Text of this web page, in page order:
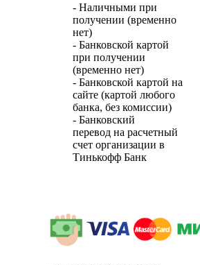
- Наличными при
получении (временно
нет)
- Банковской картой
при получении
(временно нет)
- Банковской картой на
сайте (картой любого
банка, без комиссии)
- Банковский
перевод на расчетный
счет организации в
Тинькофф Банк